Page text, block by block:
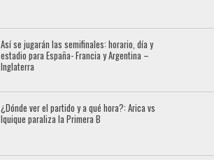
Así se jugarán las semifinales: horario, día y
estadio para España- Francia y Argentina –
Inglaterra
¿Dónde ver el partido y a qué hora?: Arica vs
Iquique paraliza la Primera B